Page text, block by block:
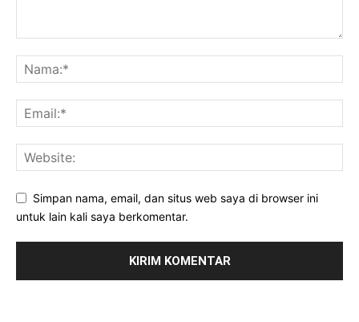
Simpan nama, email, dan situs web saya di browser ini
untuk lain kali saya berkomentar.